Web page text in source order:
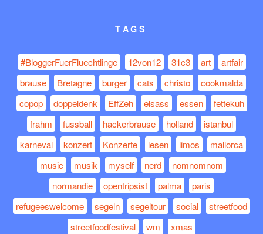
TAGS
#BloggerFuerFluechtlinge 12von12 31c3 art
artfair
brause
Bretagne burger cats christo
cookmalda
copop
doppeldenk EffZeh elsass essen
fettekuh
frahm
fussball hackerbrause holland
istanbul
karneval
konzert Konzerte lesen limos
mallorca
music
musik myself nerd
nomnomnom
normandie
opentripsist palma
paris
refugeeswelcome
segeln segeltour social
streetfood
streetfoodfestival
wm xmas